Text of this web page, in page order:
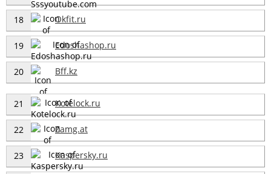
18 Okfit.ru
19 Edoshashop.ru
20 Bff.kz
21 Kotelock.ru
22 Zamg.at
23 Kaspersky.ru